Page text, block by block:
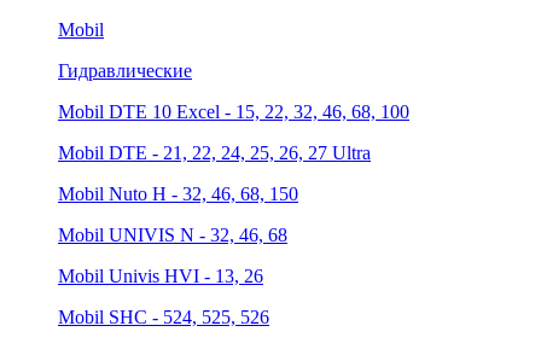
Mobil
Гидравлические
Mobil DTE 10 Excel - 15, 22, 32, 46, 68, 100
Mobil DTE - 21, 22, 24, 25, 26, 27 Ultra
Mobil Nuto H - 32, 46, 68, 150
Mobil UNIVIS N - 32, 46, 68
Mobil Univis HVI - 13, 26
Mobil SHC - 524, 525, 526